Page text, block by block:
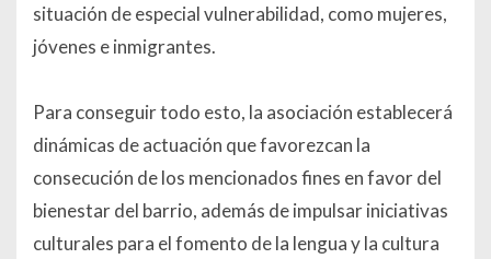
situación de especial vulnerabilidad, como mujeres,
jóvenes e inmigrantes.
Para conseguir todo esto, la asociación establecerá
dinámicas de actuación que favorezcan la
consecución de los mencionados fines en favor del
bienestar del barrio, además de impulsar iniciativas
culturales para el fomento de la lengua y la cultura